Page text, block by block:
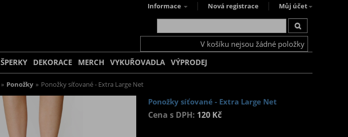
Informace Nová registrace Můj účet
V košíku nejsou žádné položky
ŠPERKY DEKORACE MERCH VYKUŘOVADLA VÝPRODEJ
» Ponožky » Ponožky síťované - Extra Large Net
Ponožky síťované - Extra Large Net
Cena s DPH: 120 Kč